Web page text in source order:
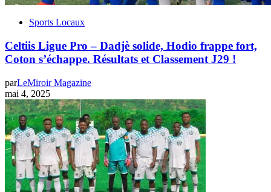
Sports Locaux
Celtiis Ligue Pro – Dadjè solide, Hodio frappe fort,
Coton s’échappe. Résultats et Classement J29 !
parLeMiroir Magazine
mai 4, 2025